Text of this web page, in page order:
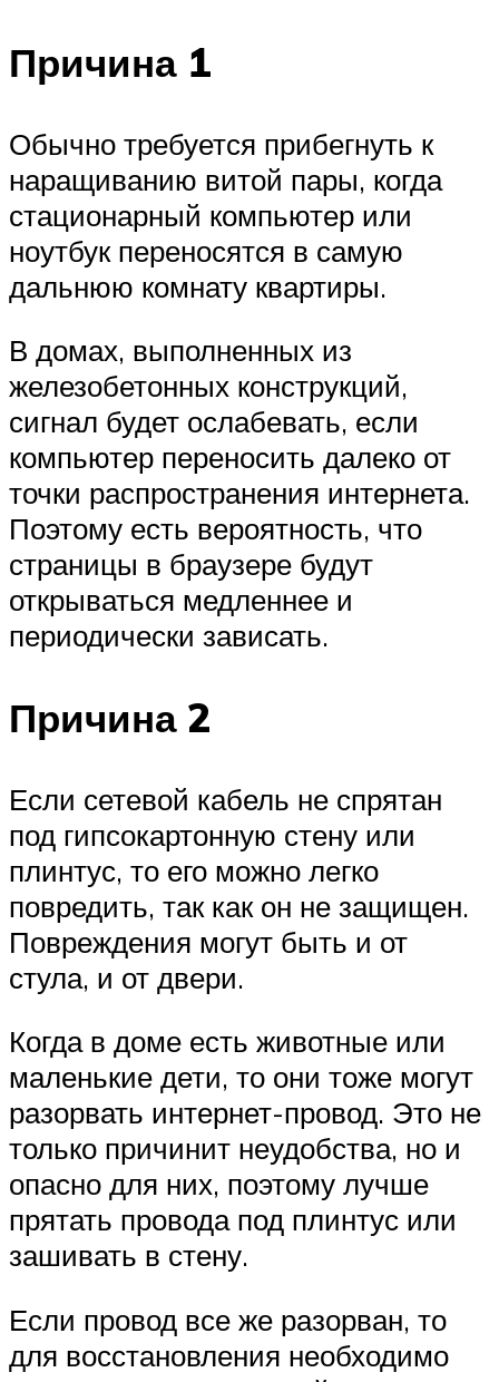
Причина 1
Обычно требуется прибегнуть к
наращиванию витой пары, когда
стационарный компьютер или
ноутбук переносятся в самую
дальнюю комнату квартиры.
В домах, выполненных из
железобетонных конструкций,
сигнал будет ослабевать, если
компьютер переносить далеко от
точки распространения интернета.
Поэтому есть вероятность, что
страницы в браузере будут
открываться медленнее и
периодически зависать.
Причина 2
Если сетевой кабель не спрятан
под гипсокартонную стену или
плинтус, то его можно легко
повредить, так как он не защищен.
Повреждения могут быть и от
стула, и от двери.
Когда в доме есть животные или
маленькие дети, то они тоже могут
разорвать интернет-провод. Это не
только причинит неудобства, но и
опасно для них, поэтому лучше
прятать провода под плинтус или
зашивать в стену.
Если провод все же разорван, то
для восстановления необходимо